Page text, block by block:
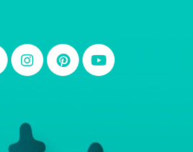
Carla Eschberger
Carol Pessoa